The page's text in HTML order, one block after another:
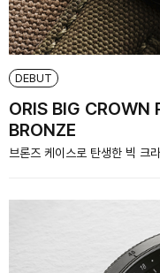
DEBUT
ORIS BIG CROWN
BRONZE
브론즈 케이스로 탄생한 빅 크